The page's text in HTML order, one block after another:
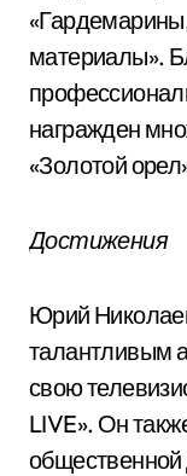
материалы».
награжден
«Золотой
Достижения
Юрий
талантливым
свою
LIVE». Он